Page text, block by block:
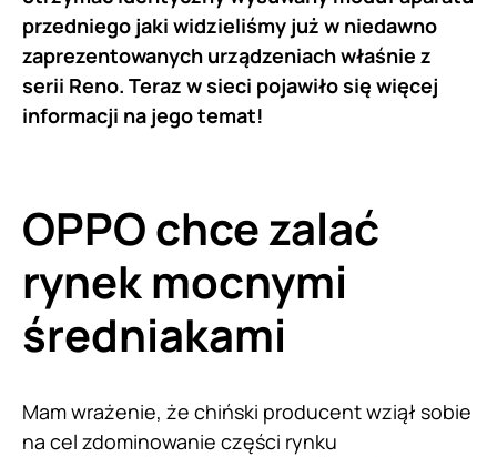
przedniego jaki widzieliśmy już w niedawno
zaprezentowanych urządzeniach właśnie z
serii Reno. Teraz w sieci pojawiło się więcej
informacji na jego temat!
OPPO chce zalać
rynek mocnymi
średniakami
Mam wrażenie, że chiński producent wziął sobie
na cel zdominowanie części rynku